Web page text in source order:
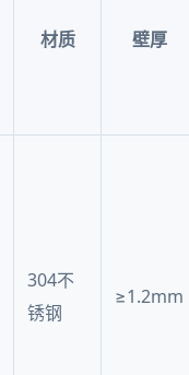
材质 壁厚
304不
锈钢
≥1.2mm